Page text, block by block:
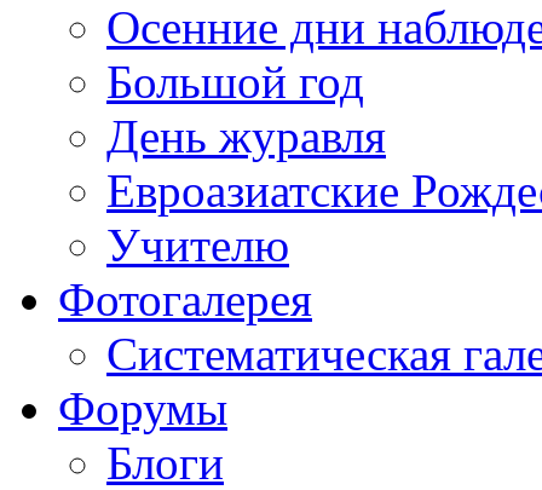
Осенние дни
Большой год
День журавля
Евроазиатские
Учителю
Фотогалерея
Систематическая
Форумы
Блоги